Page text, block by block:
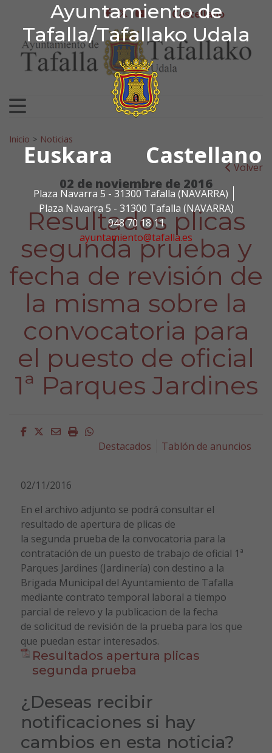
Ayuntamiento de
Tafalla/Tafallako Udala
Euskara Castellano
Plaza Navarra 5 - 31300 Tafalla (NAVARRA)
Plaza Navarra 5 - 31300 Tafalla (NAVARRA)
948 70 18 11
ayuntamiento@tafalla.es
Ir al contenido
Ayuntamiento de
facebook
twitter
youtubeCastellano
Search for:
Inicio > Noticias
Volver
02 de noviembre de 2016
Resultados plicas
segunda prueba y
fecha de revisión de
la misma sobre la
convocatoria para
el puesto de oficial
1ª Parques Jardines
Facebook
Twitter
EmailImprimirWhatsapp
Destacados
Tablón de anuncios
02/11/2016
En el archivo adjunto se podrá consultar el
resultado de apertura de plicas de
la segunda prueba de la convocatoria para la
contratación de un puesto de trabajo de oficial 1ª
Parques Jardines (Jardinería) con destino a la
Brigada Municipal del Ayuntamiento de Tafalla
mediante contrato temporal laboral a tiempo
parcial de relevo y la publicacion de la fecha
de solicitud de revisión de la prueba para los que
que puedan estar interesados.
Resultados apertura plicas
segunda prueba
¿Deseas recibir
notificaciones si hay
cambios en esta noticia?